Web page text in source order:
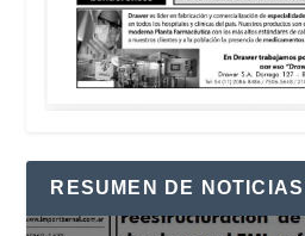
RESUMEN DE NOTICIAS
Reproductor